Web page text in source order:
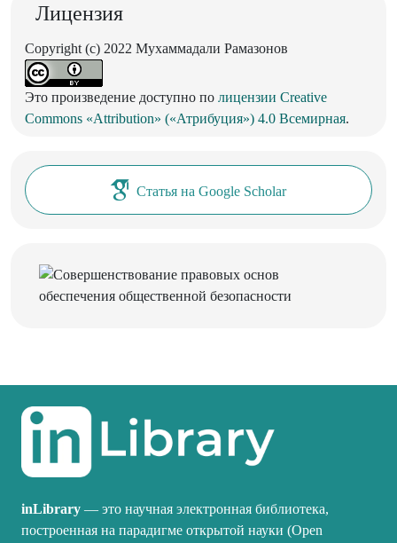
Лицензия
Copyright (c) 2022 Мухаммадали Рамазонов
Это произведение доступно по лицензии Creative
Commons «Attribution» («Атрибуция») 4.0 Всемирная.
Статья на Google Scholar
inLibrary — это научная электронная библиотека,
построенная на парадигме открытой науки (Open